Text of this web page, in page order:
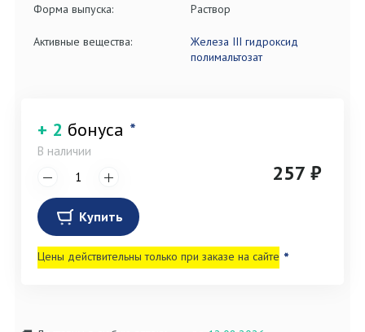
Форма выпуска: Раствор
Активные вещества:
Железа III гидроксид
полимальтозат
+ 2 бонуса *
В наличии
257 ₽
Купить
Цены действительны только при заказе на сайте *